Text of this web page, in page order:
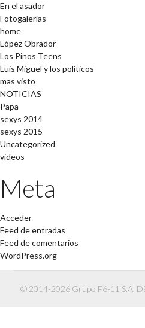
En el asador
Fotogalerías
home
López Obrador
Los Pinos Teens
Luis Miguel y los políticos
mas visto
NOTICIAS
Papa
sexys 2014
sexys 2015
Uncategorized
videos
Meta
Acceder
Feed de entradas
Feed de comentarios
WordPress.org
© 2014-2026 Grupo F6-11 S.A.